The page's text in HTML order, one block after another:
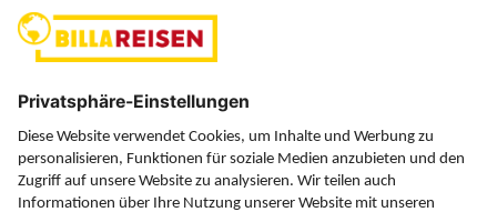
(ausgenommen Feiertage)
Über uns
Service
Information
Folgen Sie uns auf